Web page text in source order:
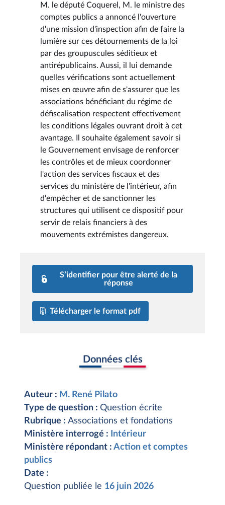
M. le député Coquerel, M. le ministre des
comptes publics a annoncé l'ouverture
d'une mission d'inspection afin de faire la
lumière sur ces détournements de la loi
par des groupuscules séditieux et
antirépublicains. Aussi, il lui demande
quelles vérifications sont actuellement
mises en œuvre afin de s'assurer que les
associations bénéficiant du régime de
défiscalisation respectent effectivement
les conditions légales ouvrant droit à cet
avantage. Il souhaite également savoir si
le Gouvernement envisage de renforcer
les contrôles et de mieux coordonner
l'action des services fiscaux et des
services du ministère de l'intérieur, afin
d'empêcher et de sanctionner les
structures qui utilisent ce dispositif pour
servir de relais financiers à des
mouvements extrémistes dangereux.
S’identifier pour être alerté de la
réponse
Télécharger le format pdf
Données clés
Auteur : M. René Pilato
Type de question : Question écrite
Rubrique : Associations et fondations
Ministère interrogé :
Intérieur
Ministère répondant : Action et comptes
publics
Date :
Question publiée le 16 juin 2026